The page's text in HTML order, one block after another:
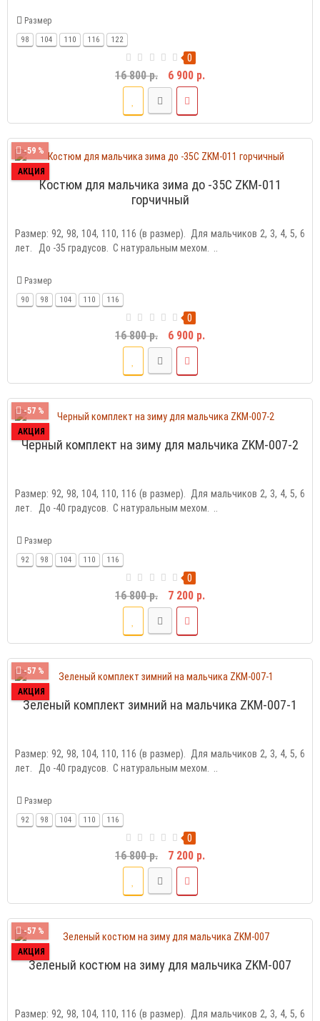
Размер
98 104 110 116 122
0
16 800 р. 6 900 р.
-59 %
АКЦИЯ
Костюм для мальчика зима до -35С ZKM-011
горчичный
Размер: 92, 98, 104, 110, 116 (в размер). Для мальчиков 2, 3, 4, 5, 6
лет. До -35 градусов. С натуральным мехом. ..
Размер
90 98 104 110 116
0
16 800 р. 6 900 р.
-57 %
АКЦИЯ
Черный комплект на зиму для мальчика ZKM-007-2
Размер: 92, 98, 104, 110, 116 (в размер). Для мальчиков 2, 3, 4, 5, 6
лет. До -40 градусов. С натуральным мехом. ..
Размер
92 98 104 110 116
0
16 800 р. 7 200 р.
-57 %
АКЦИЯ
Зеленый комплект зимний на мальчика ZKM-007-1
Размер: 92, 98, 104, 110, 116 (в размер). Для мальчиков 2, 3, 4, 5, 6
лет. До -40 градусов. С натуральным мехом. ..
Размер
92 98 104 110 116
0
16 800 р. 7 200 р.
-57 %
АКЦИЯ
Зеленый костюм на зиму для мальчика ZKM-007
Размер: 92, 98, 104, 110, 116 (в размер). Для мальчиков 2, 3, 4, 5, 6